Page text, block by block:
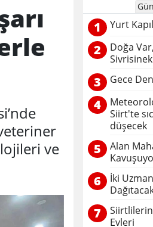
ve
Gün
1 Yurt
2
Doğa
3 Gece
4
Siirt'te
düşecek
5
Alan
6
İki
7
Evleri